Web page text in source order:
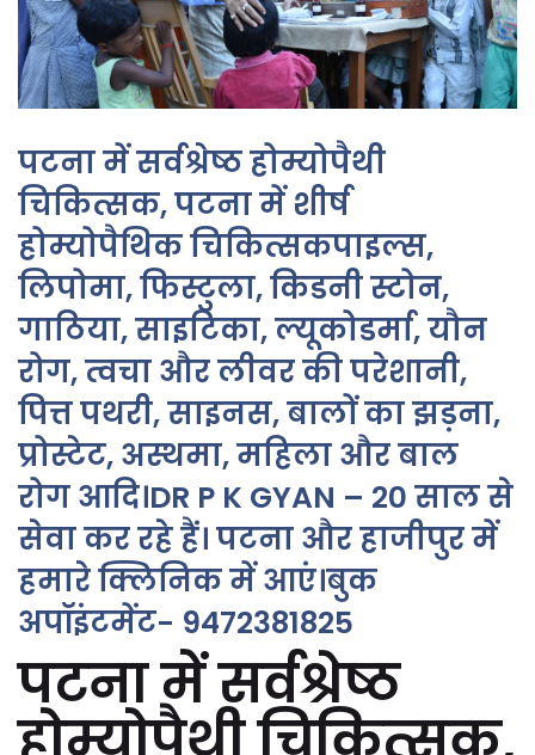
पटना में सर्वश्रेष्ठ होम्योपैथी
चिकित्सक, पटना में शीर्ष
होम्योपैथिक चिकित्सकपाइल्स,
लिपोमा, फिस्टुला, किडनी स्टोन,
गाठिया, साइटिका, ल्यूकोडर्मा, यौन
रोग, त्वचा और लीवर की परेशानी,
पित्त पथरी, साइनस, बालों का झड़ना,
प्रोस्टेट, अस्थमा, महिला और बाल
रोग आदि।DR P K GYAN – 20 साल से
सेवा कर रहे हैं। पटना और हाजीपुर में
हमारे क्लिनिक में आएं।बुक
अपॉइंटमेंट- 9472381825
पटना में सर्वश्रेष्ठ